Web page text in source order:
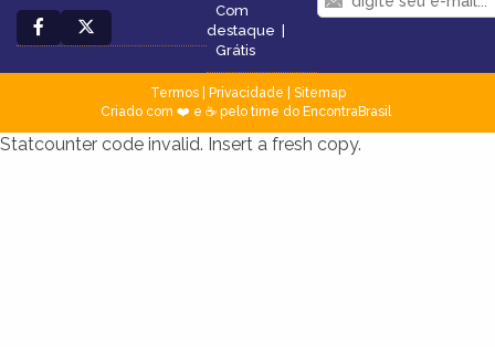
Com
destaque |
Grátis
Termos| Privacidade
Sitemap
Criado com ❤️ e ☕ pelo time do EncontraBrasil
Statcounter code invalid. Insert a fresh copy.